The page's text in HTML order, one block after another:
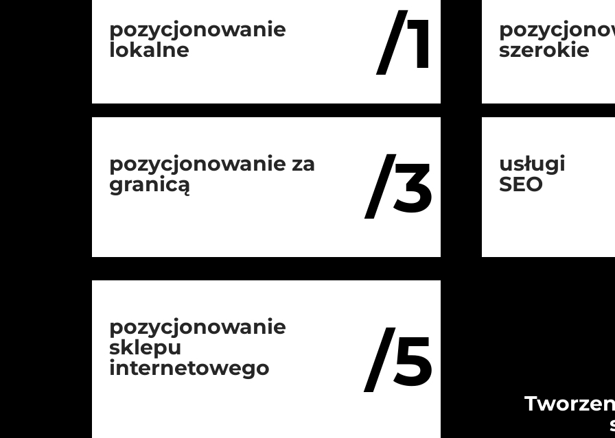
/1
pozycjonowanie
lokalne
szerokie
/3
pozycjonowanie za
granicą
usługi
SEO
/5
pozycjonowanie
sklepu
internetowego